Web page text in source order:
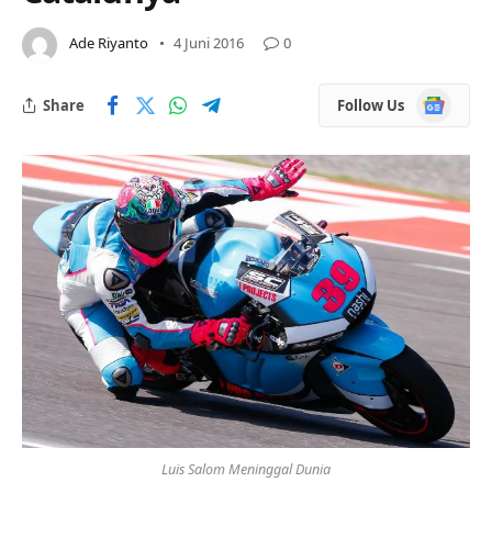
Ade Riyanto 4 Juni 2016 0
Share Follow Us
Google
News
Luis Salom Meninggal Dunia